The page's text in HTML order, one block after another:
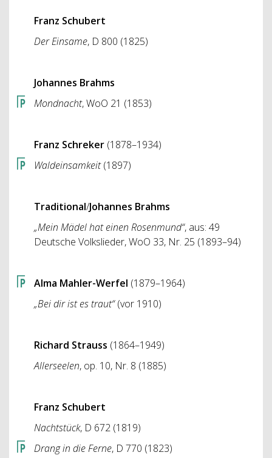
Franz Schubert
Der Einsame, D 800 (1825)
Johannes Brahms
Mondnacht, WoO 21 (1853)
Franz Schreker (1878–1934)
Waldeinsamkeit(1897)
Traditional/Johannes Brahms
„Mein Mädel hat einen Rosenmund“, aus: 49
Deutsche Volkslieder, WoO 33, Nr. 25 (1893–94)
Alma Mahler-Werfel (1879–1964)
„Bei dir ist es traut“(vor 1910)
Richard Strauss (1864–1949)
Allerseelen, op. 10, Nr. 8 (1885)
Franz Schubert
Nachtstück, D 672 (1819)
Drang in die Ferne, D 770 (1823)